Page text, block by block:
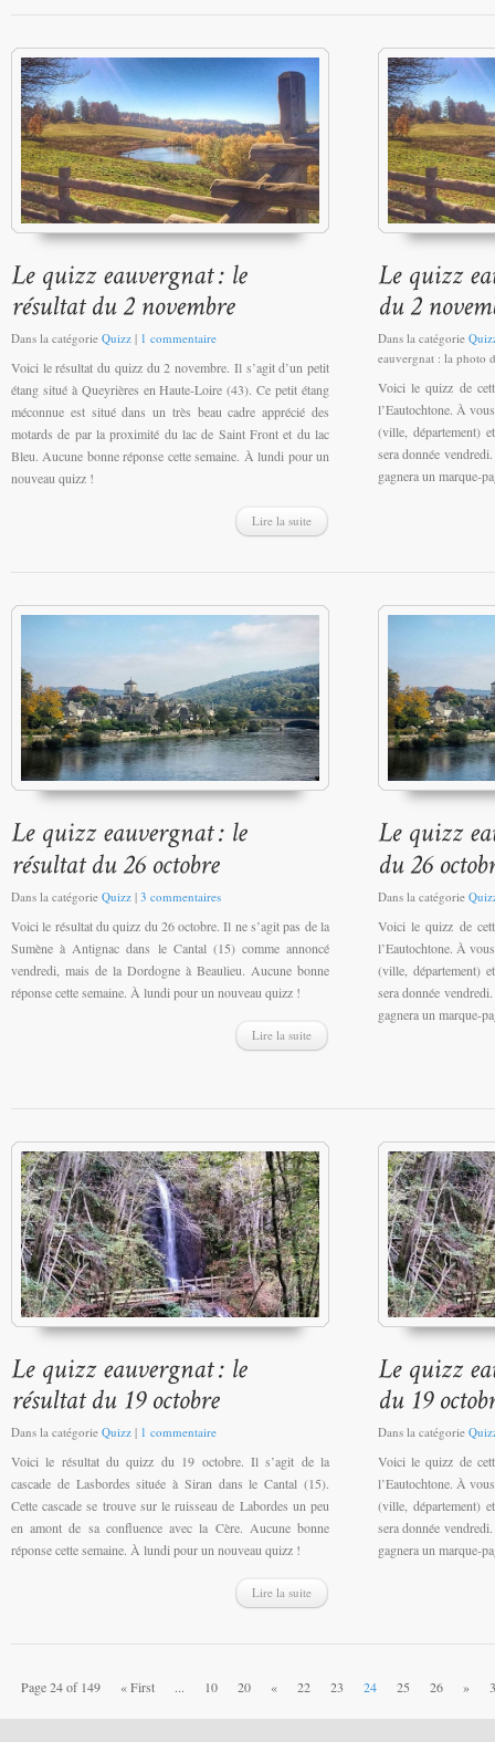
Dans la catégorie Quizz | 1 commentaire
Voici le résultat du quizz du 2 novembre. Il s’agit d’un petit
étang situé à Queyrières en Haute-Loire (43). Ce petit étang
méconnue est situé dans un très beau cadre apprécié des
motards de par la proximité du lac de Saint Front et du lac
Bleu. Aucune bonne réponse cette semaine. À lundi pour un
nouveau quizz !
Lire la suite
Dans la catégorie
eauvergnat : la photo
Voici le quizz de
l’Eautochtone. À
(ville, département)
sera donnée
gagnera un marque-
Dans la catégorie Quizz | 3 commentaires
Voici le résultat du quizz du 26 octobre. Il ne s’agit pas de la
Sumène à Antignac dans le Cantal (15) comme annoncé
vendredi, mais de la Dordogne à Beaulieu. Aucune bonne
réponse cette semaine. À lundi pour un nouveau quizz !
Lire la suite
Dans la catégorie
Voici le quizz de
l’Eautochtone. À
(ville, département)
sera donnée
gagnera un marque-
Dans la catégorie Quizz | 1 commentaire
Voici le résultat du quizz du 19 octobre. Il s’agit de la
cascade de Lasbordes située à Siran dans le Cantal (15).
Cette cascade se trouve sur le ruisseau de Labordes un peu
en amont de sa confluence avec la Cère. Aucune bonne
réponse cette semaine. À lundi pour un nouveau quizz !
Lire la suite
Dans la catégorie
Voici le quizz de
l’Eautochtone. À
(ville, département)
sera donnée
gagnera un marque-
Page 24 of 149 « First ... 10 20 « 22 23 24 25 26 »